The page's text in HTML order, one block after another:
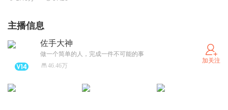
主播信息
佐手大神
做一个简单的人，完成一件不可能的事
46.46万
加关注